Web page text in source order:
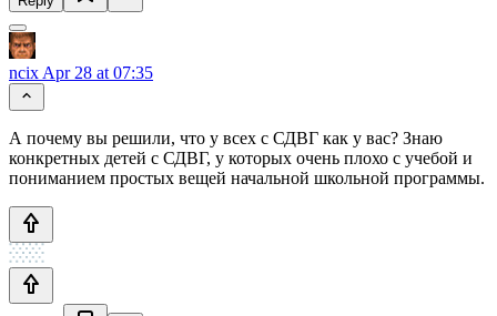
ncix Apr 28 at 07:35
А почему вы решили, что у всех с СДВГ как у вас? Знаю
конкретных детей с СДВГ, у которых очень плохо с учебой и
пониманием простых вещей начальной школьной программы.